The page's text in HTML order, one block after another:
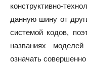
конструктивно-
данную шину от
системой кодов,
названиях
означать